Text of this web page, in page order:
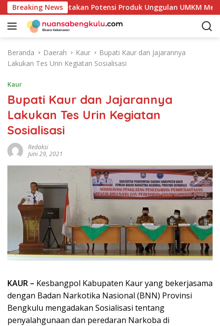
a
Breaking News
Kaur Mulai Petakan Potensi Produk Unggulan UMKM Melalui
Beranda Daerah Kaur
Bupati Kaur dan Jajarannya
Lakukan Tes Urin Kegiatan Sosialisasi
Kaur
Bupati Kaur dan Jajarannya
Lakukan Tes Urin Kegiatan
Sosialisasi
Redaksi
Juni 29, 2021
KAUR – Kesbangpol Kabupaten Kaur yang bekerjasama
dengan Badan Narkotika Nasional (BNN) Provinsi
Bengkulu mengadakan Sosialisasi tentang
penyalahgunaan dan peredaran Narkoba di